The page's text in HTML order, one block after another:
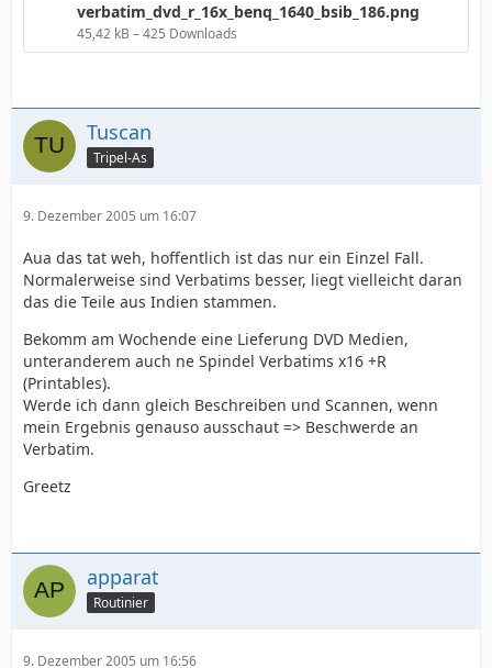
verbatim_dvd_r_16x_benq_1640_bsib_186.png
45,42 kB – 425 Downloads
Tuscan
Tripel-As
9. Dezember 2005 um 16:07
Aua das tat weh, hoffentlich ist das nur ein Einzel Fall.
Normalerweise sind Verbatims besser, liegt vielleicht daran
das die Teile aus Indien stammen.
Bekomm am Wochende eine Lieferung DVD Medien,
unteranderem auch ne Spindel Verbatims x16 +R
(Printables).
Werde ich dann gleich Beschreiben und Scannen, wenn
mein Ergebnis genauso ausschaut => Beschwerde an
Verbatim.
Greetz
apparat
Routinier
9. Dezember 2005 um 16:56